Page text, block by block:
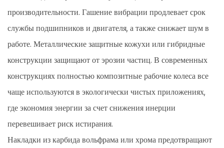
производительности. Гашение вибрации продлевает срок
службы подшипников и двигателя, а также снижает шум в
работе. Металлические защитные кожухи или гибридные
конструкции защищают от эрозии частиц. В современных
конструкциях полностью композитные рабочие колеса все
чаще используются в экологически чистых приложениях,
где экономия энергии за счет снижения инерции
перевешивает риск истирания.
Накладки из карбида вольфрама или хрома предотвращают